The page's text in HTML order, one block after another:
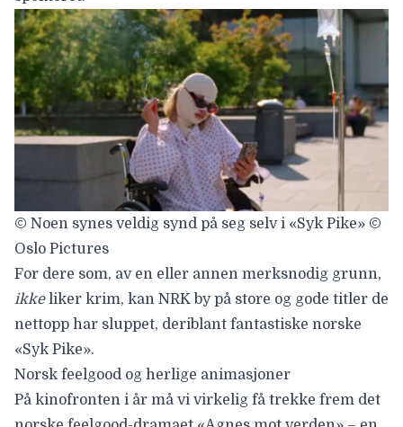
© Noen synes veldig synd på seg selv i «Syk Pike» ©
Oslo Pictures
For dere som, av en eller annen merksnodig grunn,
ikkeliker krim, kan NRK by på store og gode titler de
nettopp har sluppet, deriblant fantastiske norske
«Syk Pike».
Norsk feelgood og herlige animasjoner
På kinofronten i år må vi virkelig få trekke frem det